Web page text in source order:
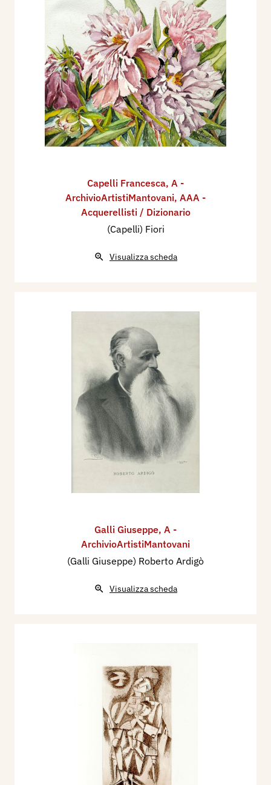
Capelli Francesca, A -
ArchivioArtistiMantovani, AAA -
Acquerellisti / Dizionario
(Capelli) Fiori
Visualizza scheda
Galli Giuseppe, A -
ArchivioArtistiMantovani
(Galli Giuseppe) Roberto Ardigò
Visualizza scheda